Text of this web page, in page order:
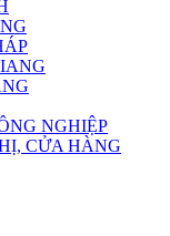
NGHIỆP
CỬA HÀNG